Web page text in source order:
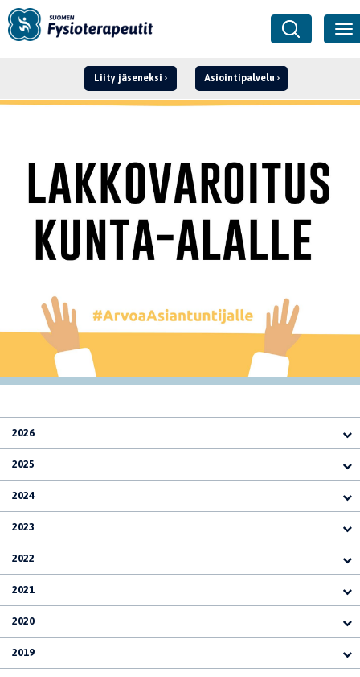
Liity jäseneksi Asiointipalvelu
2026
2025
2024
2023
2022
2021
2020
2019